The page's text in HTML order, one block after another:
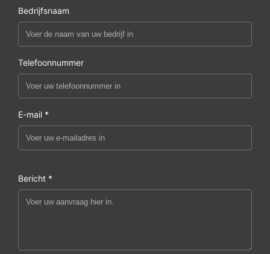
Bedrijfsnaam
Telefoonnummer
E-mail *
Bericht *